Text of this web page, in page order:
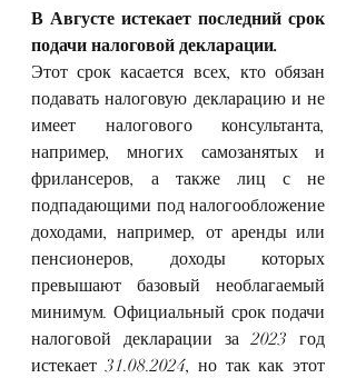
В Августе истекает последний срок
подачи налоговой декларации.
Этот срок касается всех, кто обязан
подавать налоговую декларацию и не
имеет налогового консультанта,
например, многих самозанятых и
фрилансеров, а также лиц с не
подпадающими под налогообложение
доходами, например, от аренды или
пенсионеров, доходы которых
превышают базовый необлагаемый
минимум. Официальный срок подачи
налоговой декларации за 2023 год
истекает 31.08.2024, но так как этот